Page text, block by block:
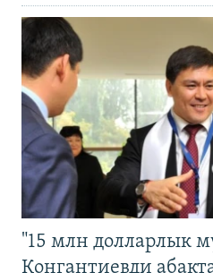
"15 млн долларлык
Конгантиевди